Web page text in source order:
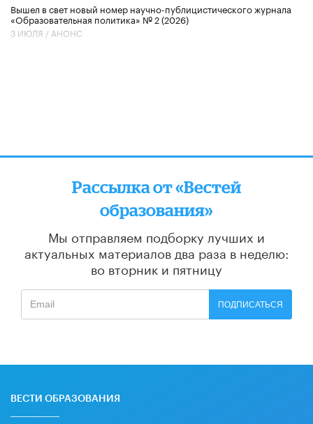
Вышел в свет новый номер научно-публицистического журнала
«Образовательная политика» № 2 (2026)
3 ИЮЛЯ / АНОНС
Рассылка от «Вестей
образования»
Мы отправляем подборку лучших и
актуальных материалов два раза в неделю:
во вторник и пятницу
ПОДПИСАТЬСЯ
ВЕСТИ ОБРАЗОВАНИЯ